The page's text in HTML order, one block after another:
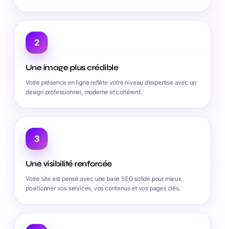
2
Une image plus crédible
Votre présence en ligne reflète votre niveau d’expertise avec un
design professionnel, moderne et cohérent.
3
Une visibilité renforcée
Votre site est pensé avec une base SEO solide pour mieux
positionner vos services, vos contenus et vos pages clés.